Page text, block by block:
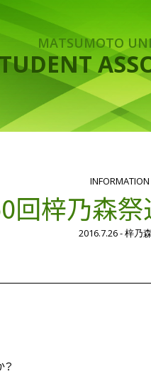
お知らせ
MATSUMOTO
INFORMATION
回梓乃森
2016.7.26 - 梓乃